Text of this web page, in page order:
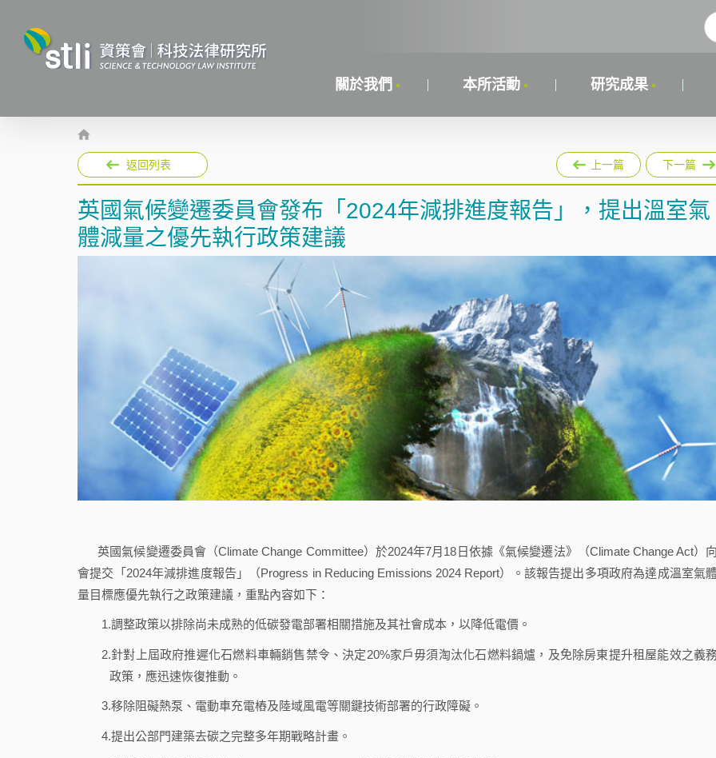
關於我們 本所活動 研究成果
返回列表 上一篇 下一篇
英國氣候變遷委員會發布「2024年減排進度報告」，提出溫室氣
體減量之優先執行政策建議
英國氣候變遷委員會（Climate Change Committee）於2024年7月18日依據《氣候變遷法》（Climate Change Act）
會提交「2024年減排進度報告」（Progress in Reducing Emissions 2024 Report）。該報告提出多項政府為達成溫室氣
量目標應優先執行之政策建議，重點內容如下：
1.調整政策以排除尚未成熟的低碳發電部署相關措施及其社會成本，以降低電價。
2.針對上屆政府推遲化石燃料車輛銷售禁令、決定20%家戶毋須淘汰化石燃料鍋爐，及免除房東提升租屋能效之義
政策，應迅速恢復推動。
3.移除阻礙熱泵、電動車充電樁及陸域風電等關鍵技術部署的行政障礙。
4.提出公部門建築去碳之完整多年期戰略計畫。